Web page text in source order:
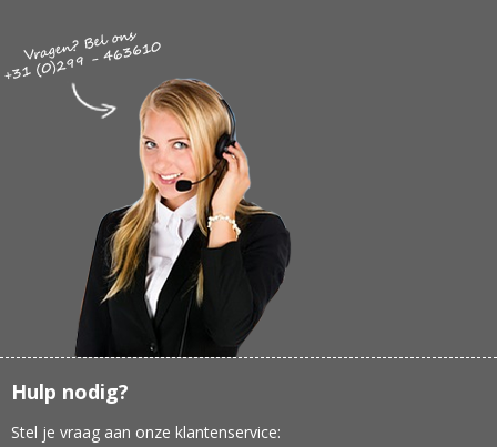
Hulp nodig?
Stel je vraag aan onze klantenservice: